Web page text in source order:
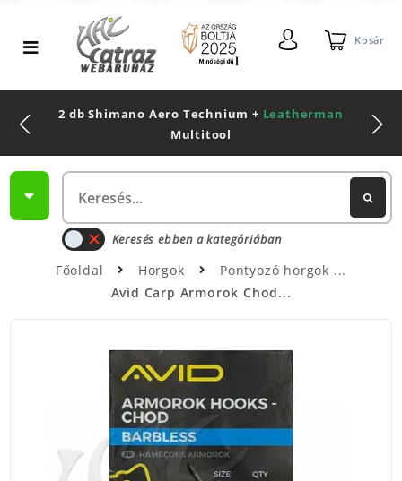
Kosár
2 db Shimano Aero Technium + Leatherman
Multitool
Keresés ebben a kategóriában
Főoldal Horgok
Pontyozó horgok
Avid Carp Armorok Chod...